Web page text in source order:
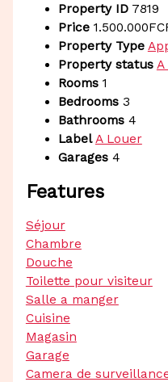
Property ID 7819
Price
Property Type
Property status A
Rooms 1
Bedrooms 3
Bathrooms 4
Label A Louer
Garages 4
Features
Séjour
Chambre
Douche
Toilette pour visiteur
Salle a manger
Cuisine
Magasin
Garage
Camera de